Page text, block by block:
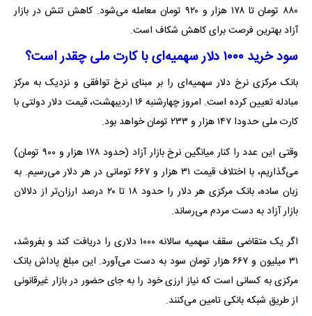
۸۸۰ تومان تا ۱۷۸ هزار و ۹۲۰ تومان معامله می‌شود. کاهش تنش در بازار
آزاد بهترین فرصت برای کاهش شکاف است.
سود خرید ۱۰۰۰ دلار سهمیه‌ای با کارت ملی چقدر است؟
بانک مرکزی نرخ دلار سهمیه‌ای را بر مبنای نرخ توافقی و نزدیک به مرکز
مبادله تعیین کرده است. امروز چهارشنبه ۱۶ اردیبهشت، قیمت دلار دولتی با
کارت ملی حدودا ۱۴۷ هزار و ۲۳۳ تومان خواهد بود.
وقتی این عدد را کنار میانگین نرخ بازار آزاد (حدود ۱۷۸ هزار و ۹۰۰ تومان)
می‌گذاریم، با اختلاف قیمت ۳۱ هزار و ۶۶۷ تومانی در هر دلار می‌رسیم. به
زبان ساده، بانک مرکزی هر دلار را حدود ۱۸ تا ۲۰ درصد ارزان‌تر از دلالان
بازار آزاد به دست مردم می‌رساند.
اگر یک متقاضی سقف سهمیه سالانه ۱۰۰۰ دلاری را دریافت کند و بفروشد،
۳۱ میلیون و ۶۶۷ هزار تومان سود به دست می‌آورد. این مبلغ پاداش بانک
مرکزی به کسانی است که نیاز ارزی خود را به جای حضور در بازار غیرقانونی
از طریق شبکه بانکی تامین می‌کنند.